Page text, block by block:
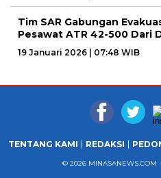
Tim SAR Gabungan
Pesawat ATR 42-500 Dari
19 Januari 2026 | 07:48 WIB
TENTANG KAMI REDAKSI
© 2026 MINASANEWS.COM